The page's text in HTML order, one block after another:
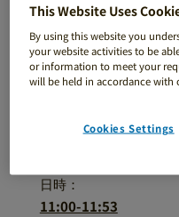
Fast, Flexible,
（速効性・柔軟性・
の脂質系ソフトカプセ
日時：
11:00-11:53
This Website Uses
By using this website you
your website activities to be
or information to meet your
will be held in accordance with
Cookies Settings